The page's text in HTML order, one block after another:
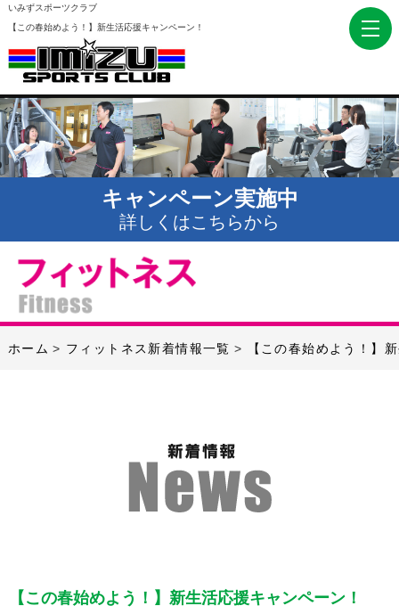
いみずスポーツクラブ
【この春始めよう！】新生活応援キャンペーン！
キャンペーン実施中
詳しくはこちらから
ホーム フィットネス新着情報一覧 【この春始めよう！】
【この春始めよう！】新生活応援キャンペーン！